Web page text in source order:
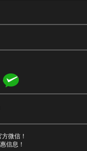
微信！
信息！